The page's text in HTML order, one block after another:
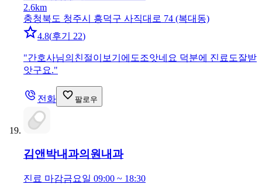
2.6km
충청북도 청주시 흥덕구 사직대로 74 (복대동)
4.8(후기 22)
"간호사님의친절이보기에도조앗네요 덕분에 진료도잘받
앗구요."
전화 팔로우
김앤박내과의원내과
진료 마감금요일 09:00 ~ 18:30